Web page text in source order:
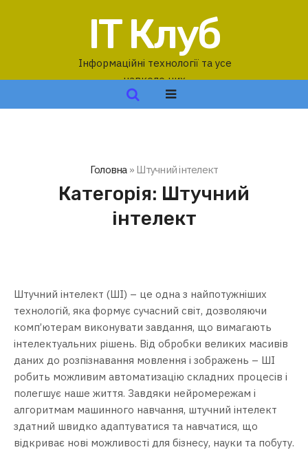
IT Клуб
Інформаційні технології та усе
навколо них
Головна» Штучний інтелект
Категорія: Штучний
інтелект
Штучний інтелект (ШІ) – це одна з найпотужніших
технологій, яка формує сучасний світ, дозволяючи
комп’ютерам виконувати завдання, що вимагають
інтелектуальних рішень. Від обробки великих масивів
даних до розпізнавання мовлення і зображень – ШІ
робить можливим автоматизацію складних процесів і
полегшує наше життя. Завдяки нейромережам і
алгоритмам машинного навчання, штучний інтелект
здатний швидко адаптуватися та навчатися, що
відкриває нові можливості для бізнесу, науки та побуту.